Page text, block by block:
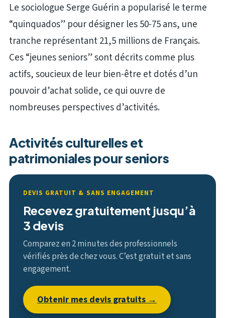
Le sociologue Serge Guérin a popularisé le terme
“quinquados” pour désigner les 50-75 ans, une
tranche représentant 21,5 millions de Français.
Ces “jeunes seniors” sont décrits comme plus
actifs, soucieux de leur bien-être et dotés d’un
pouvoir d’achat solide, ce qui ouvre de
nombreuses perspectives d’activités.
Activités culturelles et
patrimoniales pour seniors
DEVIS GRATUIT & SANS ENGAGEMENT
Recevez gratuitement jusqu’à
3 devis
Comparez en 2 minutes des professionnels
vérifiés près de chez vous. C’est gratuit et sans
engagement.
Obtenir mes devis gratuits →